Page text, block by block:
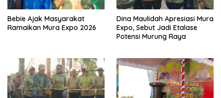
Bebie Ajak Masyarakat
Ramaikan Mura Expo 2026
Dina Maulidah Apresiasi Mura
Expo, Sebut Jadi Etalase
Potensi Murung Raya